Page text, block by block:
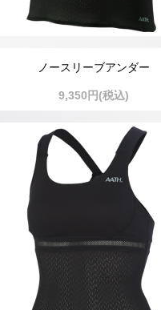
ノースリーブアンダー
9,350円(税込)